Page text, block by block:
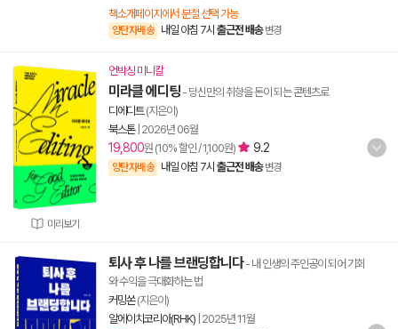
책소개페이지에서 분철 선택 가능
양탄자배송 내일 아침 7시 출근전 배송 변경
미리보기
언박싱 미니칼
미라클 에디팅 - 당신만의 취향을 돈이 되는 콘텐츠로
디에디트(지은이)
북스톤| 2026년 06월
19,800원 (10% 할인 / 1,100원) 9.2
양탄자배송 내일 아침 7시 출근전 배송 변경
퇴사 후 나를 브랜딩합니다- 내 인생의 주인공이 되어 기회
와 수익을 극대화하는 법
커밍쏜(지은이)
알에이치코리아(RHK) 2025년 11월